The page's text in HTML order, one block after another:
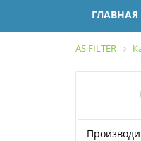
ГЛАВНАЯ
AS FILTER